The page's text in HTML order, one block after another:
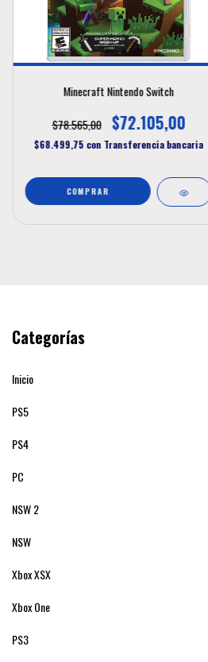
Minecraft Nintendo Switch
$78.565,00
$72.105,00
$68.499,75 con Transferencia bancaria
Categorías
Inicio
PS5
PS4
PC
NSW 2
NSW
Xbox XSX
Xbox One
PS3